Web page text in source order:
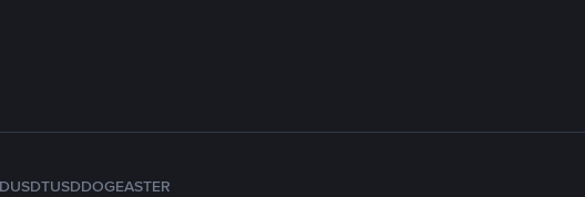
TUSDDOGEASTER